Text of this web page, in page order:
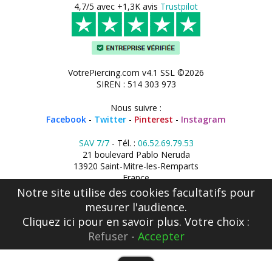
4,7/5 avec +1,3K avis Trustpilot
VotrePiercing.com v4.1 SSL ©2026
SIREN : 514 303 973
Nous suivre :
Facebook - Twitter - Pinterest - Instagram
SAV 7/7- Tél. : 06.52.69.79.53
21 boulevard Pablo Neruda
13920 Saint-Mitre-les-Remparts
France
Notre site utilise des cookies facultatifs pour
mesurer l'audience.
Cliquez ici pour en savoir plus. Votre choix :
Refuser- Accepter